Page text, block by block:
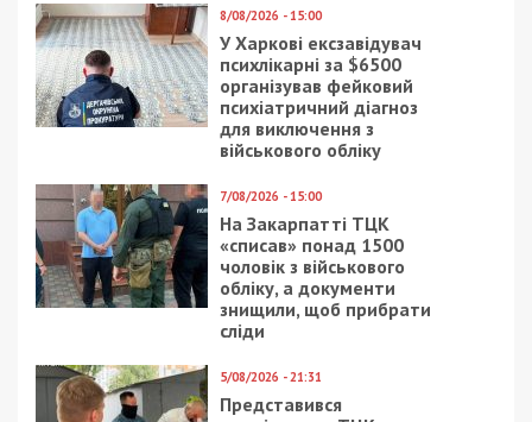
картинами: фото
Facebook
Telegram
Twitter
WhatsApp
ViberEmail
Категории:Суспільство| Метки:ремонт
ремонт дорог
Рекламні блоки дають нам змогу
залишатися незалежними ЗМІ, а вам -
отримувати найсвіжіші новини під ними.
Приєднуйтесь також до 49000 в Google News. Слідкуйте
за останніми новинами!